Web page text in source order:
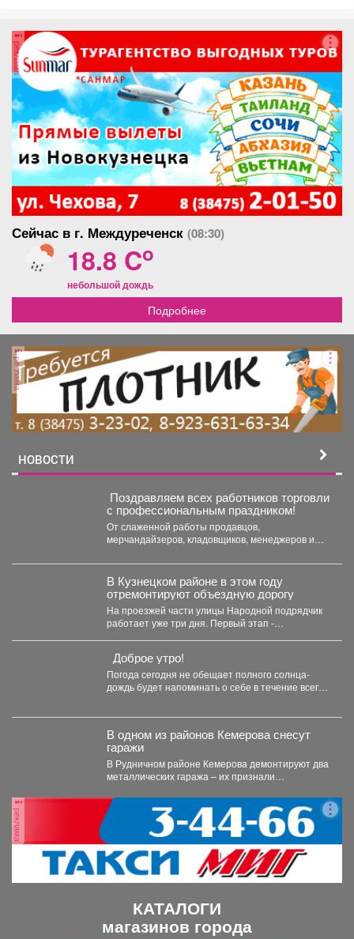
прошлом году в рамках акции бесплатным топливом
было обеспечено 188 заявителей.
реклама
Сейчас в г. Междуреченск (08:30)
18.8 Co
небольшой дождь
Подробнее
реклама
НОВОСТИ
️ Поздравляем всех работников торговли
с профессиональным праздником!
От слаженной работы продавцов,
мерчандайзеров, кладовщиков, менеджеров и
удобство...
В Кузнецком районе в этом году
отремонтируют объездную дорогу
На проезжей части улицы Народной подрядчик
работает уже три дня. Первый этап -
Доброе утро!
Погода сегодня не обещает полного солнца-
дождь будет напоминать о себе в течение всего
В одном из районов Кемерова снесут
гаражи
В Рудничном районе Кемерова демонтируют два
металлических гаража – их признали
реклама
КАТАЛОГИ
магазинов города